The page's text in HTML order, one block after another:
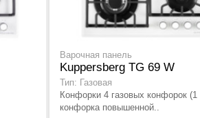
Варочная панель
Kuppersberg TG 69 W
Тип: Газовая
Конфорки 4 газовых конфорок (1
конфорка повышенной..